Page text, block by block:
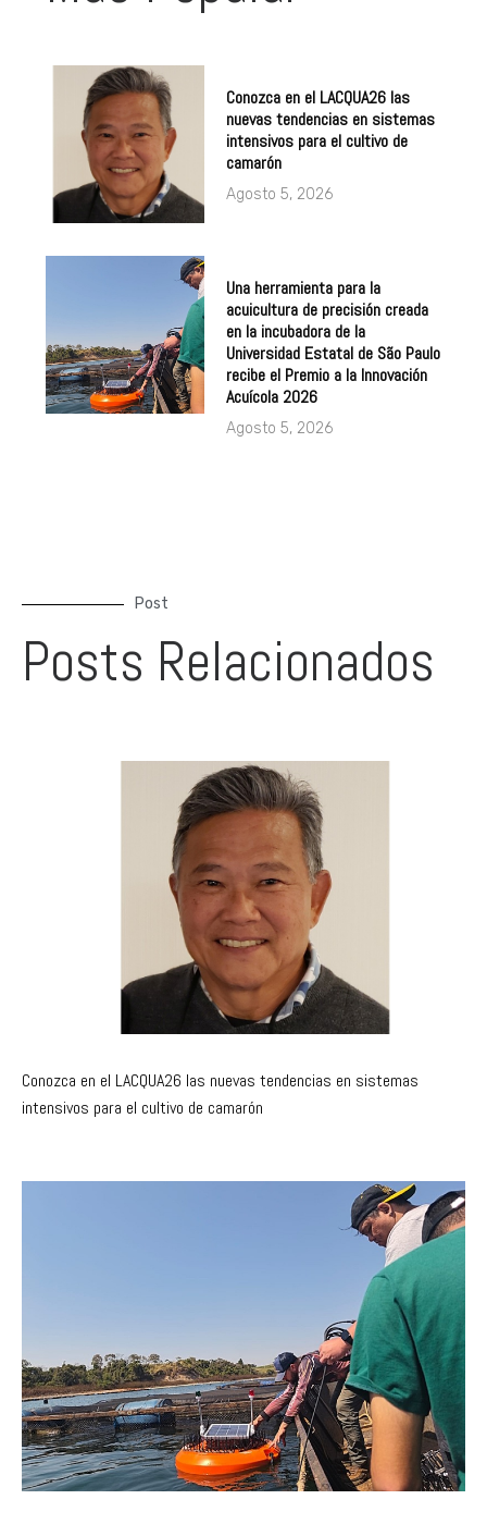
Conozca en el LACQUA26 las
nuevas tendencias en sistemas
intensivos para el cultivo de
camarón
Agosto 5, 2026
Una herramienta para la
acuicultura de precisión creada
en la incubadora de la
Universidad Estatal de São Paulo
recibe el Premio a la Innovación
Acuícola 2026
Agosto 5, 2026
Post
Posts Relacionados
Conozca en el LACQUA26 las nuevas tendencias en sistemas
intensivos para el cultivo de camarón